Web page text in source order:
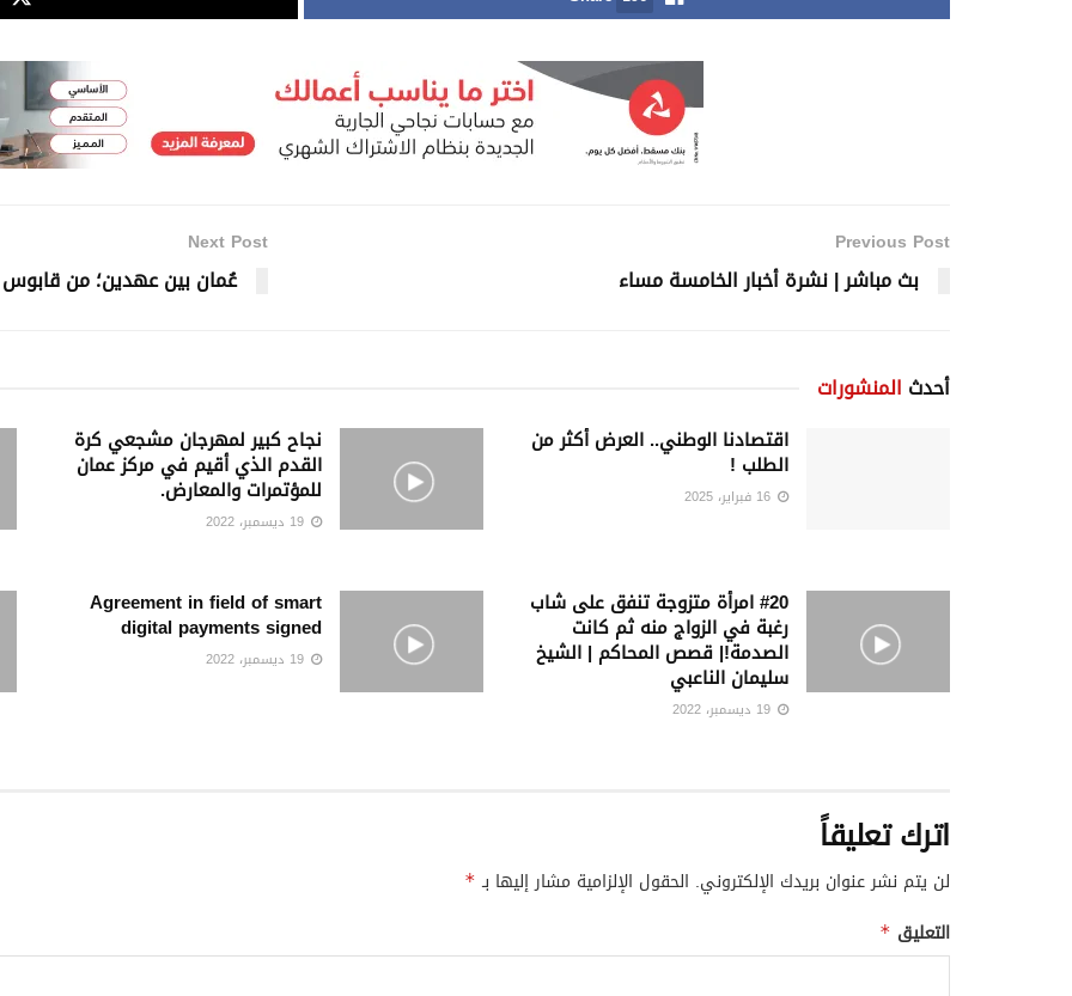
Previous Post
بث مباشر | نشرة أخبار الخامسة مساء
Next Post
عُمان بين عهدين؛ من
أحدث المنشورات
اقتصادنا الوطني.. العرض أكثر من
الطلب !
نجاح كبير لمهرجان مشجعي كرة
القدم الذي أقيم في مركز عمان
للمؤتمرات والمعارض.
#20 امرأة متزوجة تنفق على شاب
رغبة في الزواج منه ثم كانت
الصدمة!| قصص المحاكم | الشيخ
سليمان الناعبي
Agreement in field of smart
digital payments signed
اترك تعليقاً
لن يتم نشر عنوان بريدك الإلكتروني. الحقول الإلزامية مشار إليها بـ *
التعليق *